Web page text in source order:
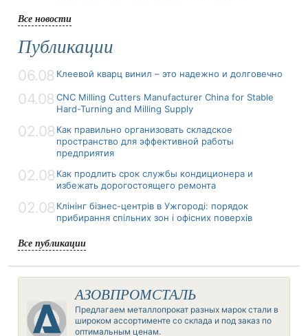
Все новости
Публикации
06.08 Клеевой кварц винил – это надежно и долговечно
04.08 CNC Milling Cutters Manufacturer China for Stable
Hard-Turning and Milling Supply
02.08 Как правильно организовать складское
пространство для эффективной работы
предприятия
02.08 Как продлить срок службы кондиционера и
избежать дорогостоящего ремонта
02.08 Клінінг бізнес-центрів в Ужгороді: порядок
прибирання спільних зон і офісних поверхів
Все публикации
АЗОВПРОМСТАЛЬ
Предлагаем металлопрокат разных марок стали в
широком ассортименте со склада и под заказ по
оптимальным ценам.